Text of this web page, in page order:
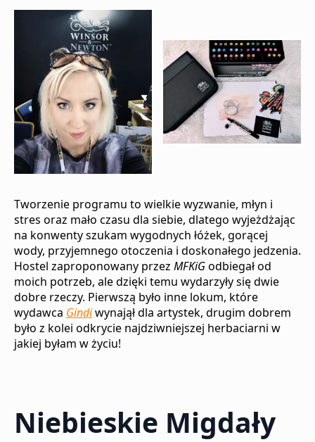
Tworzenie programu to wielkie wyzwanie, młyn i
stres oraz mało czasu dla siebie, dlatego wyjeżdżając
na konwenty szukam wygodnych łóżek, gorącej
wody, przyjemnego otoczenia i doskonałego jedzenia.
Hostel zaproponowany przez MFKiGodbiegał od
moich potrzeb, ale dzięki temu wydarzyły się dwie
dobre rzeczy. Pierwszą było inne lokum, które
wydawca Gindiwynajął dla artystek, drugim dobrem
było z kolei odkrycie najdziwniejszej herbaciarni w
jakiej byłam w życiu!
Niebieskie Migdały